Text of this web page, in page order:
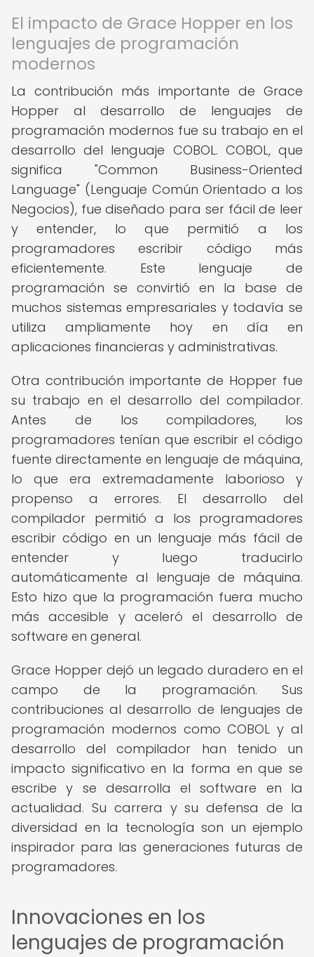
El impacto de Grace Hopper en los
lenguajes de programación
modernos
La contribución más importante de Grace
Hopper al desarrollo de lenguajes de
programación modernos fue su trabajo en el
desarrollo del lenguaje COBOL. COBOL, que
significa "Common Business-Oriented
Language" (Lenguaje Común Orientado a los
Negocios), fue diseñado para ser fácil de leer
y entender, lo que permitió a los
programadores escribir código más
eficientemente. Este lenguaje de
programación se convirtió en la base de
muchos sistemas empresariales y todavía se
utiliza ampliamente hoy en día en
aplicaciones financieras y administrativas.
Otra contribución importante de Hopper fue
su trabajo en el desarrollo del compilador.
Antes de los compiladores, los
programadores tenían que escribir el código
fuente directamente en lenguaje de máquina,
lo que era extremadamente laborioso y
propenso a errores. El desarrollo del
compilador permitió a los programadores
escribir código en un lenguaje más fácil de
entender y luego traducirlo
automáticamente al lenguaje de máquina.
Esto hizo que la programación fuera mucho
más accesible y aceleró el desarrollo de
software en general.
Grace Hopper dejó un legado duradero en el
campo de la programación. Sus
contribuciones al desarrollo de lenguajes de
programación modernos como COBOL y al
desarrollo del compilador han tenido un
impacto significativo en la forma en que se
escribe y se desarrolla el software en la
actualidad. Su carrera y su defensa de la
diversidad en la tecnología son un ejemplo
inspirador para las generaciones futuras de
programadores.
Innovaciones en los
lenguajes de programación